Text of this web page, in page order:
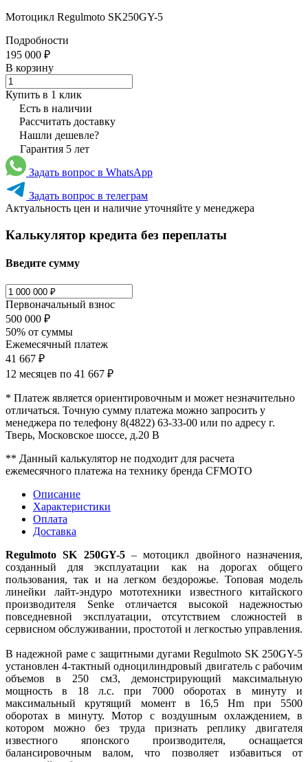
Мотоцикл Regulmoto SK250GY-5
Подробности
195 000 ₽
В корзину
Купить в 1 клик
Есть в наличии
Рассчитать доставку
Нашли дешевле?
Гарантия 5 лет
Задать вопрос в WhatsApp
Задать вопрос в телеграм
Актуальность цен и наличие уточняйте у менеджера
Калькулятор кредита без переплаты
Введите сумму
Первоначальный взнос
500 000 ₽
50% от суммы
Ежемесячный платеж
41 667 ₽
12 месяцев по 41 667 ₽
* Платеж является ориентировочным и может незначительно
отличаться. Точную сумму платежа можно запросить у
менеджера по телефону 8(4822) 63-33-00 или по адресу г.
Тверь, Московское шоссе, д.20 В
** Данный калькулятор не подходит для расчета
ежемесячного платежа на технику бренда CFMOTO
Описание
Характеристики
Оплата
Доставка
Regulmoto SK 250GY-5– мотоцикл двойного назначения,
созданный для эксплуатации как на дорогах общего
пользования, так и на легком бездорожье. Топовая модель
линейки лайт-эндуро мототехники известного китайского
производителя Senke отличается высокой надежностью
повседневной эксплуатации, отсутствием сложностей в
сервисном обслуживании, простотой и легкостью управления.
В надежной раме с защитными дугами Regulmoto SK 250GY-5
установлен 4-тактный одноцилиндровый двигатель с рабочим
объемов в 250 см3, демонстрирующий максимальную
мощность в 18 л.с. при 7000 оборотах в минуту и
максимальный крутящий момент в 16,5 Hm при 5500
оборотах в минуту. Мотор с воздушным охлаждением, в
котором можно без труда признать реплику двигателя
известного японского производителя, оснащается
балансировочным валом, что позволяет избавиться от